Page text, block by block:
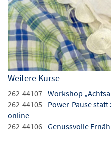
Weitere Kurse
262-44107 -Workshop
262-44105 - Power-Pause
online
262-44106 -Genussvolle